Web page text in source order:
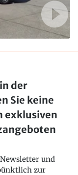
der
Sie keine
exklusiven
und
zur